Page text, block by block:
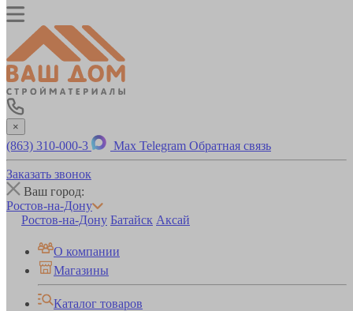
×
(863) 310-000-3 Max Telegram Обратная связь
Заказать звонок
Ваш город:
Ростов-на-Дону
Ростов-на-Дону Батайск Аксай
О компании
Магазины
Каталог товаров